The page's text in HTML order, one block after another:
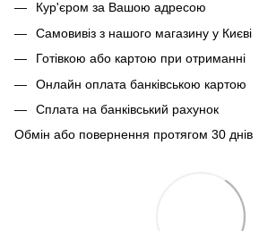
Кур'єром за Вашою адресою
Самовивіз з нашого магазину у Києві
Готівкою або картою при отриманні
Онлайн оплата банківською картою
Сплата на банківський рахунок
Обмін або повернення протягом 30 днів